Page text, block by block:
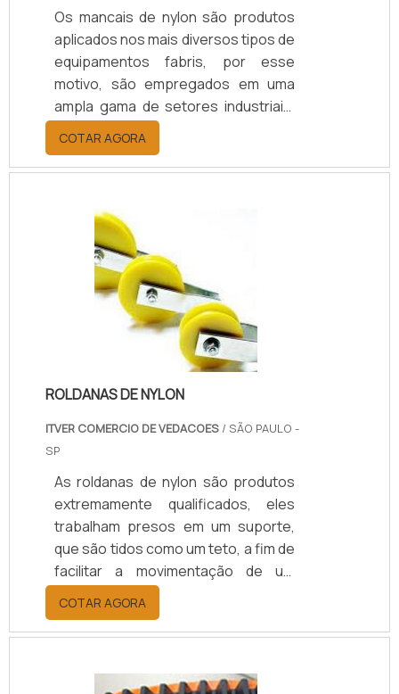
Os mancais de nylon são produtos
aplicados nos mais diversos tipos de
equipamentos fabris, por esse
motivo, são empregados em uma
ampla gama de setores industriais,
entre eles: Mineradoras; Papel e
celulose; Automobilísticas;
Indústrias de máquinas
mancal tem a função de tolerar o
peso dos maquinários, o que faz
dele um acessório de alta
necessidade no campo fabril, que
com a utilização melhora a qualidade
dos equipamentos, facilitando assim
os processos produtivos.O.
COTAR AGORA
ROLDANAS DE NYLON
ITVER COMERCIO DE VEDACOES / SÃO PAULO -
SP
As roldanas de nylon são produtos
extremamente qualificados, eles
trabalham presos em um suporte,
que são tidos como um teto, a fim de
facilitar a movimentação de um
objeto para elevá-lo ou até mesmo
mudar a sua direção. O produto
pode ser encontrado nos mais
ele é capaz de atender diversos
COTAR AGORA